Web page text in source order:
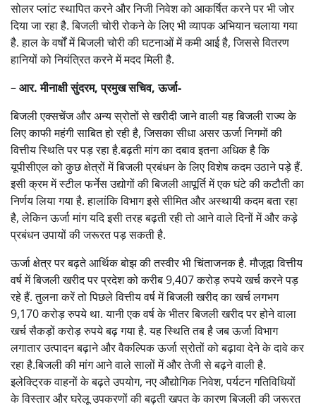
सोलर प्लांट स्थापित करने और निजी निवेश को आकर्षित करने पर भी जोर
दिया जा रहा है. बिजली चोरी रोकने के लिए भी व्यापक अभियान चलाया गया
है. हाल के वर्षों में बिजली चोरी की घटनाओं में कमी आई है, जिससे वितरण
हानियों को नियंत्रित करने में मदद मिली है.
–आर. मीनाक्षी सुंदरम, प्रमुख सचिव, ऊर्जा-
बिजली एक्सचेंज और अन्य स्रोतों से खरीदी जाने वाली यह बिजली राज्य के
लिए काफी महंगी साबित हो रही है, जिसका सीधा असर ऊर्जा निगमों की
वित्तीय स्थिति पर पड़ रहा है.बढ़ती मांग का दबाव इतना अधिक है कि
यूपीसीएल को कुछ क्षेत्रों में बिजली प्रबंधन के लिए विशेष कदम उठाने पड़े हैं.
इसी क्रम में स्टील फर्नेस उद्योगों की बिजली आपूर्ति में एक घंटे की कटौती का
निर्णय लिया गया है. हालांकि विभाग इसे सीमित और अस्थायी कदम बता रहा
है, लेकिन ऊर्जा मांग यदि इसी तरह बढ़ती रही तो आने वाले दिनों में और कड़े
प्रबंधन उपायों की जरूरत पड़ सकती है.
ऊर्जा क्षेत्र पर बढ़ते आर्थिक बोझ की तस्वीर भी चिंताजनक है. मौजूदा वित्तीय
वर्ष में बिजली खरीद पर प्रदेश को करीब 9,407 करोड़ रुपये खर्च करने पड़
रहे हैं. तुलना करें तो पिछले वित्तीय वर्ष में बिजली खरीद का खर्च लगभग
9,170 करोड़ रुपये था. यानी एक वर्ष के भीतर बिजली खरीद पर होने वाला
खर्च सैकड़ों करोड़ रुपये बढ़ गया है. यह स्थिति तब है जब ऊर्जा विभाग
लगातार उत्पादन बढ़ाने और वैकल्पिक ऊर्जा स्रोतों को बढ़ावा देने के दावे कर
रहा है.बिजली की मांग आने वाले सालों में और तेजी से बढ़ने वाली है.
इलेक्ट्रिक वाहनों के बढ़ते उपयोग, नए औद्योगिक निवेश, पर्यटन गतिविधियों
के विस्तार और घरेलू उपकरणों की बढ़ती खपत के कारण बिजली की जरूरत